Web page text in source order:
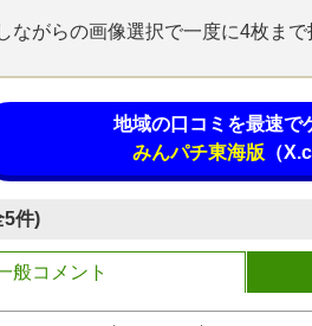
ながらの画像選択で一度に4枚まで
地域の口コミを最速で
みんパチ東海版 （
5件)
般コメント